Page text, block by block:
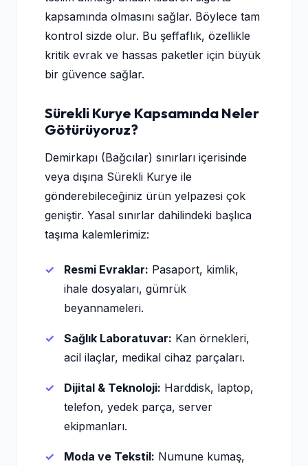
kapsamında olmasını sağlar. Böylece tam
kontrol sizde olur. Bu şeffaflık, özellikle
kritik evrak ve hassas paketler için büyük
bir güvence sağlar.
Sürekli Kurye Kapsamında Neler
Götürüyoruz?
Demirkapı (Bağcılar) sınırları içerisinde
veya dışına Sürekli Kurye ile
gönderebileceğiniz ürün yelpazesi çok
geniştir. Yasal sınırlar dahilindeki başlıca
taşıma kalemlerimiz:
Resmi Evraklar: Pasaport, kimlik,
ihale dosyaları, gümrük
beyannameleri.
Sağlık Laboratuvar: Kan örnekleri,
acil ilaçlar, medikal cihaz parçaları.
Dijital & Teknoloji: Harddisk, laptop,
telefon, yedek parça, server
ekipmanları.
Moda ve Tekstil: Numune kumaş,